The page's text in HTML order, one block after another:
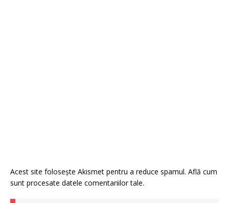
Acest site folosește Akismet pentru a reduce spamul. Află cum
sunt procesate datele comentariilor tale.